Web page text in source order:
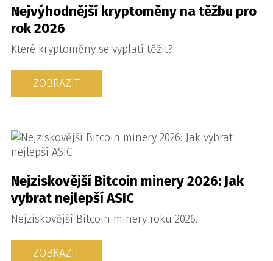
Nejvýhodnější kryptoměny na těžbu pro
rok 2026
Které kryptoměny se vyplatí těžit?
ZOBRAZIT
Nejziskovější Bitcoin minery 2026: Jak
vybrat nejlepší ASIC
Nejziskovější Bitcoin minery roku 2026.
ZOBRAZIT